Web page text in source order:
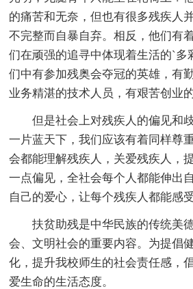
的痛苦和无奈，但也有很多残疾人
不完整而自暴自弃。相反，他们有
们在顽强的追寻中体现着生活的`多
们中有参加残奥会夺冠的英雄，有
业务精湛的技术人员，有艰苦创业
但是社会上对残疾人的偏见和
一片蓝天下，我们应该有着同样尊
会都能理解残疾人，关爱残疾人，
一点偏见，全社会每个人都能伸出
自己的爱心，让每个残疾人都能感
扶贫助残是中华民族的传统美
会、文明社会的重要内容。为提倡
化，提升我校师生的社会责任感，
爱生命的生活态度。